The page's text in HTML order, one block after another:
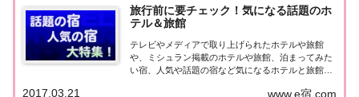
旅行前に要チェック！気になる話題のホ
テル＆旅館
テレビやメディアで取り上げられたホテルや旅館
や、ミシュラン掲載のホテルや旅館、泊まってみた
い宿、人気や話題の宿など気になるホテルと旅館の
www.e宿.com
2017.03.21